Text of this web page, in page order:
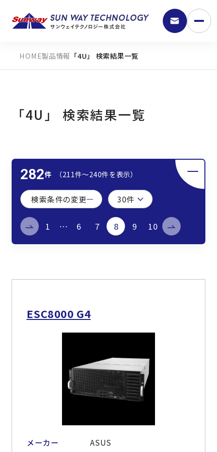
9:30 - 18:00
よくある質問
弊社の強み
製品検索
事例
製品情報 「4U」 検索結果一覧
「4U」 検索結果一覧
282件 （211件〜240件を表示）
検索条件の変更
1 … 6 7 8 9 10
ESC8000 G4
メーカー
ASUS